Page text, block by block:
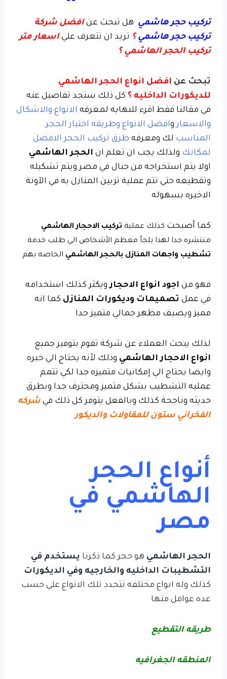
تركيب حجر هاشمي هل تبحث عنافضل شركة
تركيب حجر هاشمي؟ تريد ان تتعرف علياسعار متر
تركيب الحجر الهاشمي ؟
تبحث عن افضل انواع الحجر الهاشمي
للديكورات الداخليه ؟ كل ذلك ستجد تفاصيل عنه
في مقالنا فقط اقرء للنهايه لمعرفه الانواع والاشكال
والاسعاروافضل الانواع وطريقه اختيار الحجر
المناسب لك ومعرفه طرق تركيب الحجر الافضل
لمكانك ولذلك يجب ان تعلم ان الحجر الهاشمي
اولا يتم استخراجه من جبال في مصر ويتم تشكيله
وتقطيعه حتي تتم عملية تزيين المنازل به في الآونة
الاخيره بسهوله
كما أصبحت كذلك عملية تركيب الاحجار الهاشمي
منتشره جدا لهذا يلجأ معظم الأشخاص الي طلب خدمة
تشطيب واجهات المنازل بالحجر الهاشمي الخاصه بهم
فهو من اجود انواع الاحجارويكثر كذلك استخدامه
في عمل تصميمات وديكورات المنازل كما انه
مميز ويضيف مظهر جمالي متميز جدا
لذلك يبحث العملاء عن شركة تقوم بتوفير جميع
انواع الاحجار الهاشمي وذلك لأنه يحتاج الي خبره
وايضا يحتاج الي إمكانيات متميزه جدا لكي تتمم
عمليه التشطيب بشكل متميز ومحترف جدا وبطرق
حديثه وناجحة كذلك وبالفعل يتوفر كل ذلك في شركه
الفخراني ستون للمقاولات والديكور
أنواع الحجر
الهاشمي في
مصر
الحجر الهاشمي هو حجر كما ذكرنا يستخدم في
التشطيبات الداخليه والخارجيه وفي الديكورات
كذلك وله انواع مختلفه تتحدد تلك الانواع علي حسب
عده عوامل منها
طريقه التقطيع
المنطقه الجغرافيه